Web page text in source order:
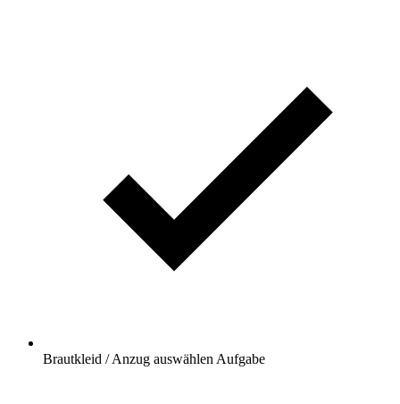
Brautkleid / Anzug auswählen Aufgabe